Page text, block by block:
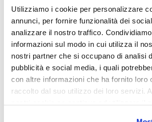
Utilizziamo i cookie per personalizzare
annunci, per fornire funzionalità dei
analizzare il nostro traffico.
informazioni sul modo in cui utilizza il
nostri partner che si occupano di analisi
pubblicità e social media, i quali
con altre informazioni che ha fornito loro
raccolto dal suo utilizzo dei loro servizi.